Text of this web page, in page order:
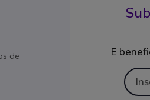
de
E